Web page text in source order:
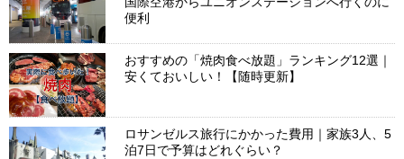
便利
おすすめの「焼肉食べ放題」ランキング12選｜
安くておいしい！【随時更新】
ロサンゼルス旅行にかかった費用｜家族3人、5
泊7日で予算はどれぐらい？